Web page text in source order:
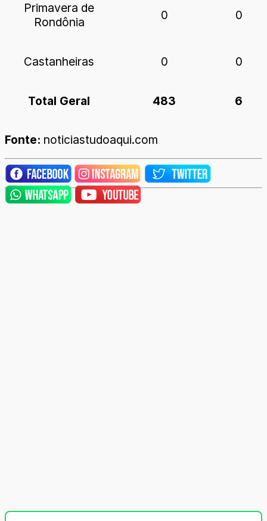
Primavera de
Rondônia
0 0
Castanheiras 0 0
Total Geral 483 6
Fonte: noticiastudoaqui.com